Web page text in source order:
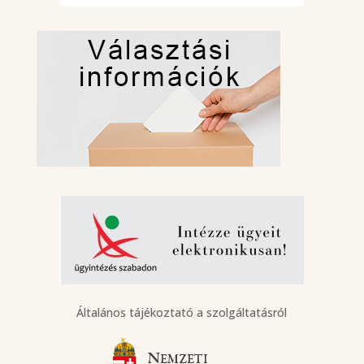
Általános tájékoztató a szolgáltatásról